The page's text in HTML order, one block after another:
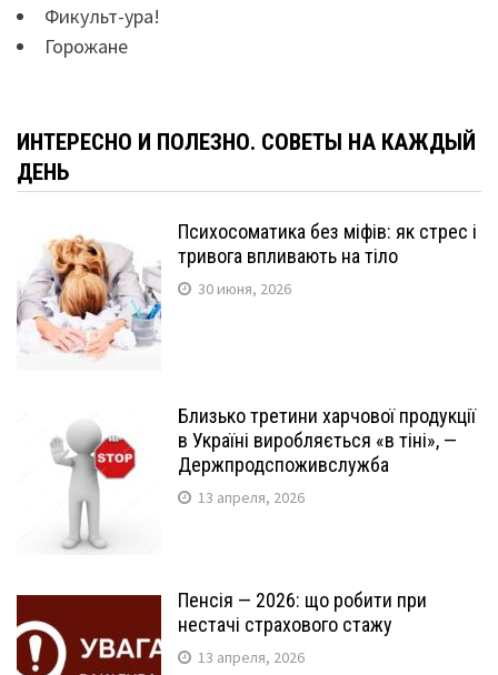
Фикульт-ура!
Горожане
ИНТЕРЕСНО И ПОЛЕЗНО. СОВЕТЫ НА КАЖДЫЙ
ДЕНЬ
Психосоматика без міфів: як стрес і
тривога впливають на тіло
30 июня, 2026
Близько третини харчової продукції
в Україні виробляється «в тіні», —
Держпродспоживслужба
13 апреля, 2026
Пенсія — 2026: що робити при
нестачі страхового стажу
13 апреля, 2026